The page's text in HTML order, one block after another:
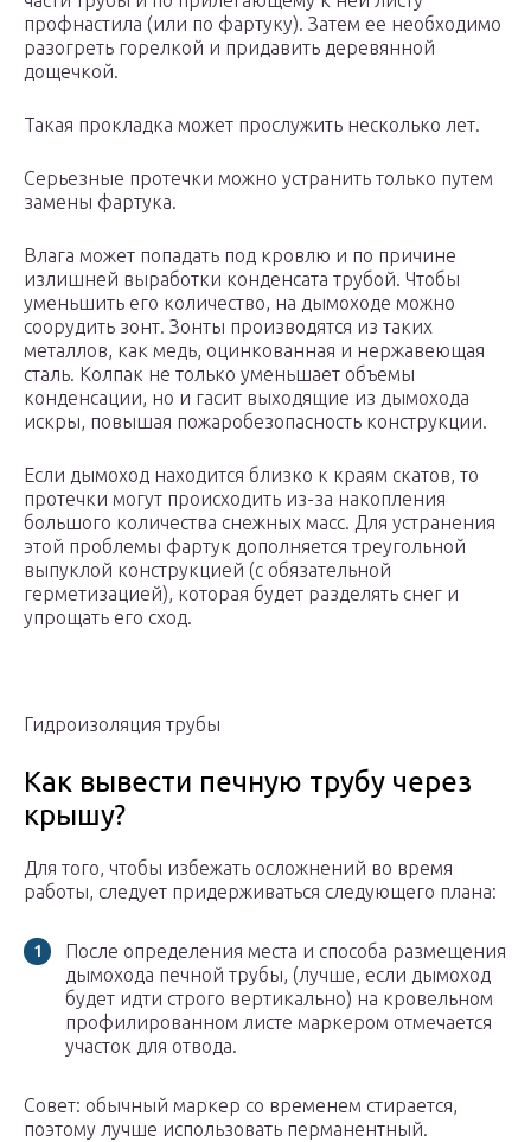
профнастила (или по фартуку). Затем ее необходимо
разогреть горелкой и придавить деревянной
дощечкой.
Такая прокладка может прослужить несколько лет.
Серьезные протечки можно устранить только путем
замены фартука.
Влага может попадать под кровлю и по причине
излишней выработки конденсата трубой. Чтобы
уменьшить его количество, на дымоходе можно
соорудить зонт. Зонты производятся из таких
металлов, как медь, оцинкованная и нержавеющая
сталь. Колпак не только уменьшает объемы
конденсации, но и гасит выходящие из дымохода
искры, повышая пожаробезопасность конструкции.
Если дымоход находится близко к краям скатов, то
протечки могут происходить из-за накопления
большого количества снежных масс. Для устранения
этой проблемы фартук дополняется треугольной
выпуклой конструкцией (с обязательной
герметизацией), которая будет разделять снег и
упрощать его сход.
Гидроизоляция трубы
Как вывести печную трубу через
крышу?
Для того, чтобы избежать осложнений во время
работы, следует придерживаться следующего плана:
После определения места и способа размещения
дымохода печной трубы, (лучше, если дымоход
будет идти строго вертикально) на кровельном
профилированном листе маркером отмечается
участок для отвода.
Совет: обычный маркер со временем стирается,
поэтому лучше использовать перманентный.